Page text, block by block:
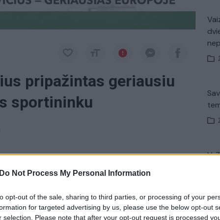
Do Not Process My Personal Information
opt-out of the sale, sharing to third parties, or processing of your
for targeted advertising by us, please use the below opt-out
selection. Please note that after your opt-out request is processed
pripažintas geriausiu
sportininku
nugalėjo Lenkijos naujienų agentūros PAP
agentūrų apklausoje.
V.